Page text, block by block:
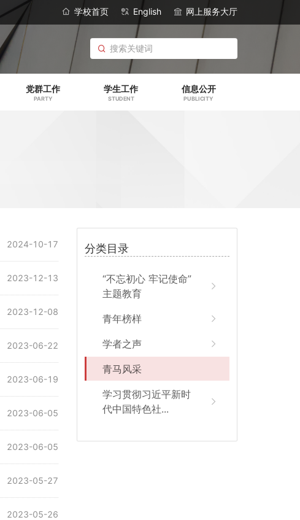
学校首页 English 网上服务大厅
党群工作
PARTY
学生工作
STUDENT
信息公开
PUBLICITY
2024-10-17
2023-12-13
2023-12-08
2023-06-22
2023-06-19
2023-06-05
2023-06-05
2023-05-27
2023-05-26
分类目录
“不忘初心 牢记使命”
主题教育
青年榜样
学者之声
青马风采
学习贯彻习近平新时
代中国特色社...